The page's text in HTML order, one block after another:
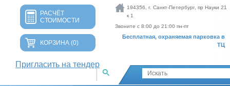
РАСЧЁТ
СТОИМОСТИ
КОРЗИНА (0)
Пригласить на тендер
194356, г. Санкт-Петербург, пр Науки 21
к 1
Звоните с 8:00 до 21:00 пн-пт
Бесплатная, охраняемая парковка в
ТЦ